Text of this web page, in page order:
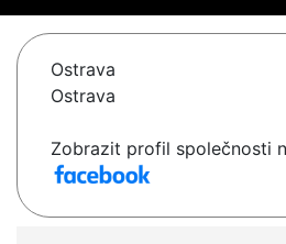
Ostrava
Ostrava
Zobrazit profil společnosti